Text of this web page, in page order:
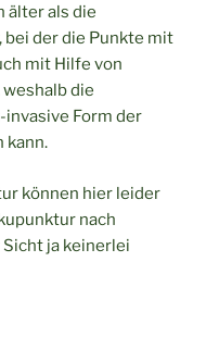
älter als die
der die Punkte mit
mit Hilfe von
die
Form der
kann.
können hier leider
nach
ja keinerlei